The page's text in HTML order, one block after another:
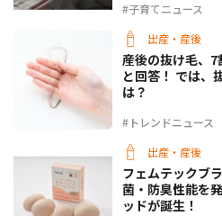
#子育てニュース
出産・産後
#トレンドニュース
産後の抜け毛、7
と回答！ では、
は？
出産・産後
フェムテックブ
菌・防臭性能を
ッドが誕生！